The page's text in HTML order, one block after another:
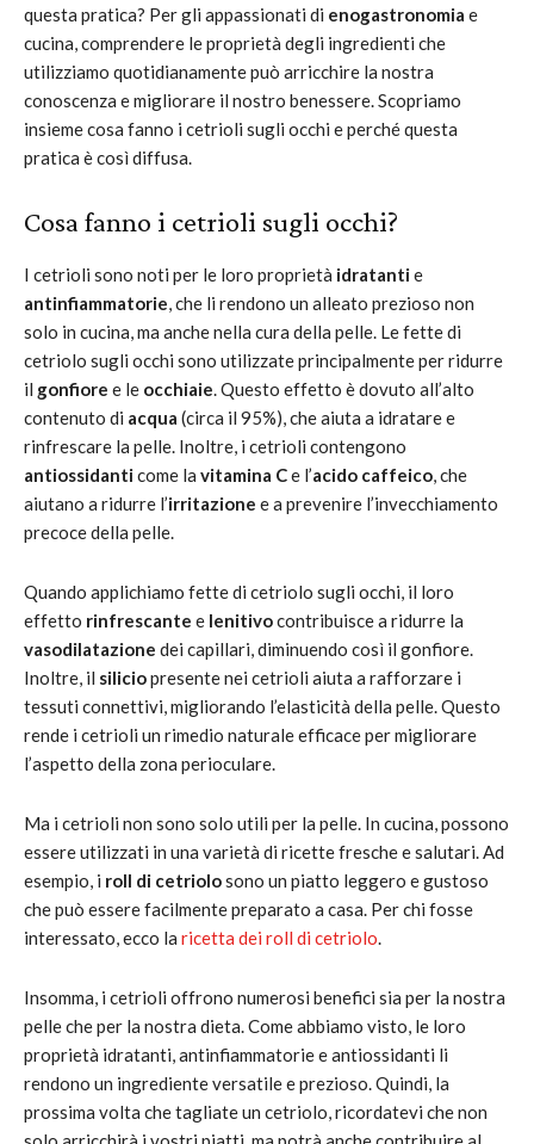
questa pratica? Per gli appassionati di enogastronomia e
cucina, comprendere le proprietà degli ingredienti che
utilizziamo quotidianamente può arricchire la nostra
conoscenza e migliorare il nostro benessere. Scopriamo
insieme cosa fanno i cetrioli sugli occhi e perché questa
pratica è così diffusa.
Cosa fanno i cetrioli sugli occhi?
I cetrioli sono noti per le loro proprietà idratantie
antinfiammatorie, che li rendono un alleato prezioso non
solo in cucina, ma anche nella cura della pelle. Le fette di
cetriolo sugli occhi sono utilizzate principalmente per ridurre
il gonfiore e le occhiaie. Questo effetto è dovuto all’alto
contenuto di acqua (circa il 95%), che aiuta a idratare e
rinfrescare la pelle. Inoltre, i cetrioli contengono
antiossidanticome la vitamina Ce l’acido caffeico, che
aiutano a ridurre l’irritazione e a prevenire l’invecchiamento
precoce della pelle.
Quando applichiamo fette di cetriolo sugli occhi, il loro
effetto rinfrescante e lenitivocontribuisce a ridurre la
vasodilatazione dei capillari, diminuendo così il gonfiore.
Inoltre, il siliciopresente nei cetrioli aiuta a rafforzare i
tessuti connettivi, migliorando l’elasticità della pelle. Questo
rende i cetrioli un rimedio naturale efficace per migliorare
l’aspetto della zona perioculare.
Ma i cetrioli non sono solo utili per la pelle. In cucina, possono
essere utilizzati in una varietà di ricette fresche e salutari. Ad
esempio, i roll di cetriolosono un piatto leggero e gustoso
che può essere facilmente preparato a casa. Per chi fosse
interessato, ecco la ricetta dei roll di cetriolo.
Insomma, i cetrioli offrono numerosi benefici sia per la nostra
pelle che per la nostra dieta. Come abbiamo visto, le loro
proprietà idratanti, antinfiammatorie e antiossidanti li
rendono un ingrediente versatile e prezioso. Quindi, la
prossima volta che tagliate un cetriolo, ricordatevi che non